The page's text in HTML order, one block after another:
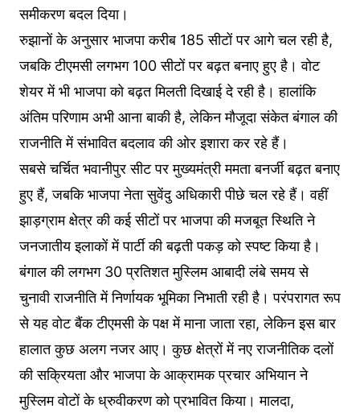
समीकरण बदल दिया।
रुझानों के अनुसार भाजपा करीब 185 सीटों पर आगे चल रही है,
जबकि टीएमसी लगभग 100 सीटों पर बढ़त बनाए हुए है। वोट
शेयर में भी भाजपा को बढ़त मिलती दिखाई दे रही है। हालांकि
अंतिम परिणाम अभी आना बाकी है, लेकिन मौजूदा संकेत बंगाल की
राजनीति में संभावित बदलाव की ओर इशारा कर रहे हैं।
सबसे चर्चित भवानीपुर सीट पर मुख्यमंत्री ममता बनर्जी बढ़त बनाए
हुए हैं, जबकि भाजपा नेता सुवेंदु अधिकारी पीछे चल रहे हैं। वहीं
झाड़ग्राम क्षेत्र की कई सीटों पर भाजपा की मजबूत स्थिति ने
जनजातीय इलाकों में पार्टी की बढ़ती पकड़ को स्पष्ट किया है।
बंगाल की लगभग 30 प्रतिशत मुस्लिम आबादी लंबे समय से
चुनावी राजनीति में निर्णायक भूमिका निभाती रही है। परंपरागत रूप
से यह वोट बैंक टीएमसी के पक्ष में माना जाता रहा, लेकिन इस बार
हालात कुछ अलग नजर आए। कुछ क्षेत्रों में नए राजनीतिक दलों
की सक्रियता और भाजपा के आक्रामक प्रचार अभियान ने
मुस्लिम वोटों के ध्रुवीकरण को प्रभावित किया। मालदा,